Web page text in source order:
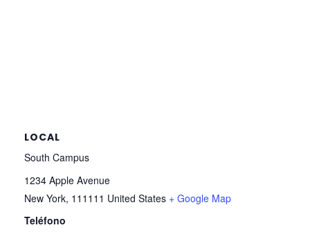
LOCAL
South Campus
1234 Apple Avenue
New York, 111111 United States + Google Map
Teléfono